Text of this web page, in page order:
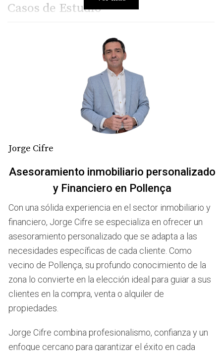
Casos de Estudio
Juan, un ciudadano británico, decidió comprar un
apartamento en la Costa del Sol después del Brexit. Se
encontró con tasas de interés más altas que las que había
visto anteriormente. Sin embargo, investigó diferentes
bancos y encontró una opción competitiva.
Considero que siempre es bueno comparar
opciones antes de decidir. No te quedes con la
primera oferta.
Ana y su compra en Barcelona
Sin embargo, se sorprendió por la cantidad de
documentación requerida por los prestamistas. A través
de un asesor financiero, pudo navegar el proceso más
fácilmente.
No subestimes la importancia de tener un
buen asesor. Te ahorra tiempo y estrés.
Mark quería comprar una casa rural en el norte de
Jorge Cifre
Asesoramiento inmobiliario personalizado
y Financiero en Pollença
Con una sólida experiencia en el sector inmobiliario y
financiero, Jorge Cifre se especializa en ofrecer un
asesoramiento personalizado que se adapta a las
necesidades específicas de cada cliente. Como
vecino de Pollença, su profundo conocimiento de la
zona lo convierte en la elección ideal para guiar a sus
clientes en la compra, venta o alquiler de
propiedades.
Jorge Cifre combina profesionalismo, confianza y un
enfoque cercano para garantizar el éxito en cada